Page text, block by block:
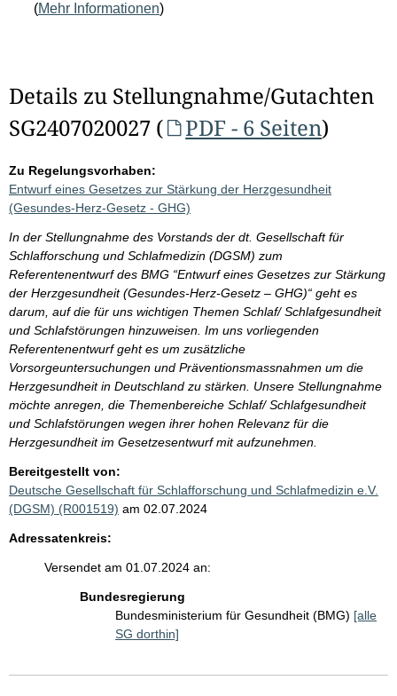
(Mehr Informationen)
Details zu Stellungnahme/Gutachten
SG2407020027 (
PDF - 6 Seiten)
Zu Regelungsvorhaben:
Entwurf eines Gesetzes zur Stärkung der Herzgesundheit
(Gesundes-Herz-Gesetz - GHG)
In der Stellungnahme des Vorstands der dt. Gesellschaft für
Schlafforschung und Schlafmedizin (DGSM) zum
Referentenentwurf des BMG “Entwurf eines Gesetzes zur Stärkung
der Herzgesundheit (Gesundes-Herz-Gesetz – GHG)“ geht es
darum, auf die für uns wichtigen Themen Schlaf/ Schlafgesundheit
und Schlafstörungen hinzuweisen. Im uns vorliegenden
Referentenentwurf geht es um zusätzliche
Vorsorgeuntersuchungen und Präventionsmassnahmen um die
Herzgesundheit in Deutschland zu stärken. Unsere Stellungnahme
möchte anregen, die Themenbereiche Schlaf/ Schlafgesundheit
und Schlafstörungen wegen ihrer hohen Relevanz für die
Herzgesundheit im Gesetzesentwurf mit aufzunehmen.
Bereitgestellt von:
Deutsche Gesellschaft für Schlafforschung und Schlafmedizin e.V.
(DGSM) (R001519) am 02.07.2024
Adressatenkreis:
Versendet am 01.07.2024 an:
Bundesregierung
Bundesministerium für Gesundheit (BMG) [alle
SG dorthin]